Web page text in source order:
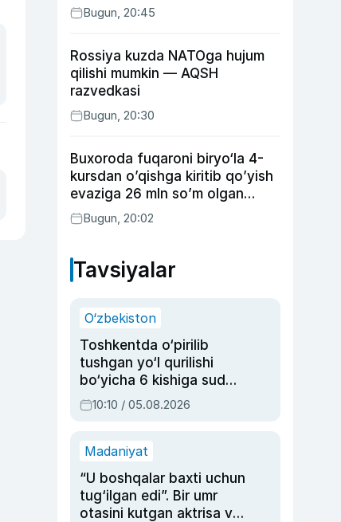
Bugun, 20:45
Rossiya kuzda NATOga hujum
qilishi mumkin — AQSH
razvedkasi
Bugun, 20:30
Buxoroda fuqaroni biryo‘la 4-
kursdan o’qishga kiritib qo’yish
evaziga 26 mln so’m olgan
shaxs ushlandi
Bugun, 20:02
Tavsiyalar
O‘zbekiston
Toshkentda o‘pirilib
tushgan yo‘l qurilishi
bo‘yicha 6 kishiga sud
hukmi o‘qildi
10:10 / 05.08.2026
Madaniyat
“U boshqalar baxti uchun
tug‘ilgan edi”. Bir umr
otasini kutgan aktrisa va